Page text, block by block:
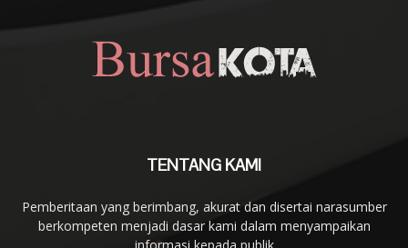
TENTANG KAMI
Pemberitaan yang berimbang, akurat dan disertai narasumber
berkompeten menjadi dasar kami dalam menyampaikan